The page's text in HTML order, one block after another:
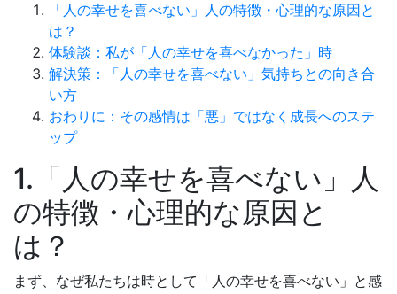
「人の幸せを喜べない」人の特徴・心理的な原因と
は？
体験談：私が「人の幸せを喜べなかった」時
解決策：「人の幸せを喜べない」気持ちとの向き合
い方
おわりに：その感情は「悪」ではなく成長へのステ
ップ
1.「人の幸せを喜べない」人
の特徴・心理的な原因と
は？
まず、なぜ私たちは時として「人の幸せを喜べない」と感